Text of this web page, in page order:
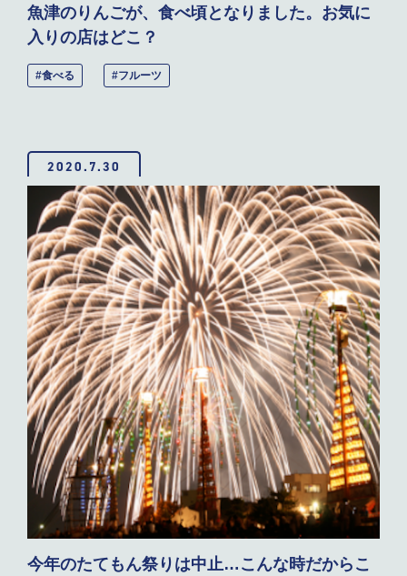
魚津のりんごが、食べ頃となりました。お気に
入りの店はどこ？
#食べる #フルーツ
2020.7.30
今年のたてもん祭りは中止…こんな時だからこ